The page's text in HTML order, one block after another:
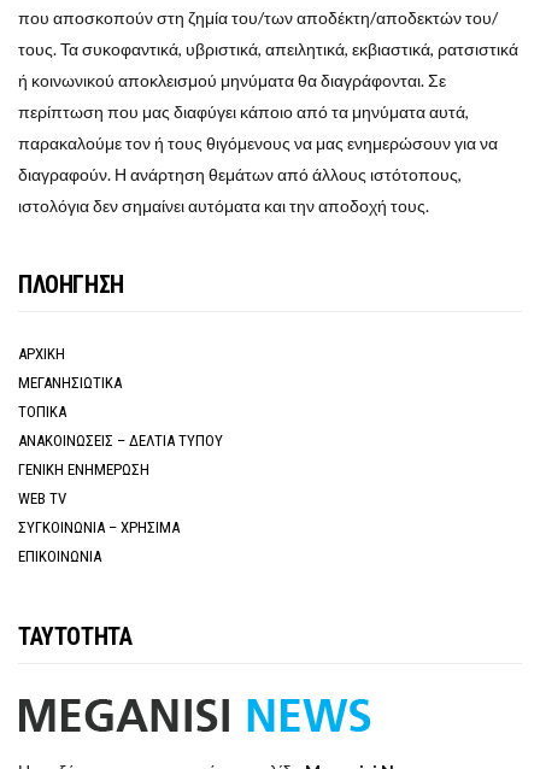
που αποσκοπούν στη ζημία του/των αποδέκτη/αποδεκτών του/
τους. Τα συκοφαντικά, υβριστικά, απειλητικά, εκβιαστικά, ρατσιστικά
ή κοινωνικού αποκλεισμού μηνύματα θα διαγράφονται. Σε
περίπτωση που μας διαφύγει κάποιο από τα μηνύματα αυτά,
παρακαλούμε τον ή τους θιγόμενους να μας ενημερώσουν για να
διαγραφούν. Η ανάρτηση θεμάτων από άλλους ιστότοπους,
ιστολόγια δεν σημαίνει αυτόματα και την αποδοχή τους.
ΠΛΟΗΓΗΣΗ
ΑΡΧΙΚΗ
ΜΕΓΑΝΗΣΙΩΤΙΚΑ
ΤΟΠΙΚΑ
ΑΝΑΚΟΙΝΩΣΕΙΣ – ΔΕΛΤΙΑ ΤΥΠΟΥ
ΓΕΝΙΚΗ ΕΝΗΜΕΡΩΣΗ
WEB TV
ΣΥΓΚΟΙΝΩΝΙΑ – ΧΡΗΣΙΜΑ
ΕΠΙΚΟΙΝΩΝΙΑ
ΤΑΥΤΟΤΗΤΑ